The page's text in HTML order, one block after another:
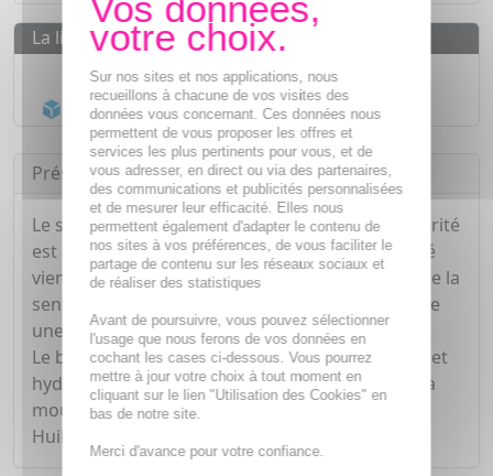
La livraison
Livraison gratuite dès55€
Acheminement Chronopost en 24h*
Présentation
Le savon de Marseille SURGRAS au beurre de Karité
est à base d'huiles végétales. Le beurre de karité
vient adoucir la peau pendant le lavage et stoppe la
sensation de tiraillement. Très agréable il dépose
une légère odeur sur vos mains.
Le beurre de Karité apporte à la peau vitamines et
hydratation et donne une texture onctueuse à la
mousse du savon.
Huiles 100% végétales
Sur nos sites et nos applications, nous
recueillons à chacune de vos visites des
données vous concernant. Ces données nous
permettent de vous proposer les offres et
services les plus pertinents pour vous, et de
vous adresser, en direct ou via des partenaires,
des communications et publicités personnalisées
et de mesurer leur efficacité. Elles nous
permettent également d'adapter le contenu de
nos sites à vos préférences, de vous faciliter le
partage de contenu sur les réseaux sociaux et
de réaliser des statistiques
Avant de poursuivre, vous pouvez sélectionner
l'usage que nous ferons de vos données en
cochant les cases ci-dessous. Vous pourrez
mettre à jour votre choix à tout moment en
cliquant sur le lien "Utilisation des Cookies" en
bas de notre site.
Merci d'avance pour votre confiance.